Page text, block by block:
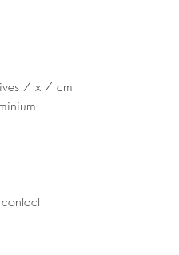
7 x 7 cm